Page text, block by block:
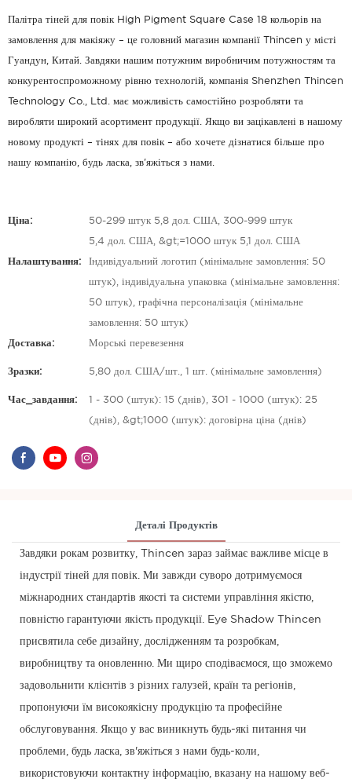
Палітра тіней для повік High Pigment Square Case 18 кольорів на
замовлення для макіяжу – це головний магазин компанії Thincen у місті
Гуандун, Китай. Завдяки нашим потужним виробничим потужностям та
конкурентоспроможному рівню технологій, компанія Shenzhen Thincen
Technology Co., Ltd. має можливість самостійно розробляти та
виробляти широкий асортимент продукції. Якщо ви зацікавлені в нашому
новому продукті – тінях для повік – або хочете дізнатися більше про
нашу компанію, будь ласка, зв'яжіться з нами.
Ціна: 50-299 штук 5,8 дол. США, 300-999 штук
5,4 дол. США, &gt;=1000 штук 5,1 дол. США
Налаштування: Індивідуальний логотип (мінімальне замовлення: 50
штук), індивідуальна упаковка (мінімальне замовлення:
50 штук), графічна персоналізація (мінімальне
замовлення: 50 штук)
Доставка: Морські перевезення
Зразки: 5,80 дол. США/шт., 1 шт. (мінімальне замовлення)
Час_завдання: 1 - 300 (штук): 15 (днів), 301 - 1000 (штук): 25
(днів), &gt;1000 (штук): договірна ціна (днів)
Деталі Продуктів
Завдяки рокам розвитку, Thincen зараз займає важливе місце в
індустрії тіней для повік. Ми завжди суворо дотримуємося
міжнародних стандартів якості та системи управління якістю,
повністю гарантуючи якість продукції. Eye Shadow Thincen
присвятила себе дизайну, дослідженням та розробкам,
виробництву та оновленню. Ми щиро сподіваємося, що зможемо
задовольнити клієнтів з різних галузей, країн та регіонів,
пропонуючи їм високоякісну продукцію та професійне
обслуговування. Якщо у вас виникнуть будь-які питання чи
проблеми, будь ласка, зв'яжіться з нами будь-коли,
використовуючи контактну інформацію, вказану на нашому веб-